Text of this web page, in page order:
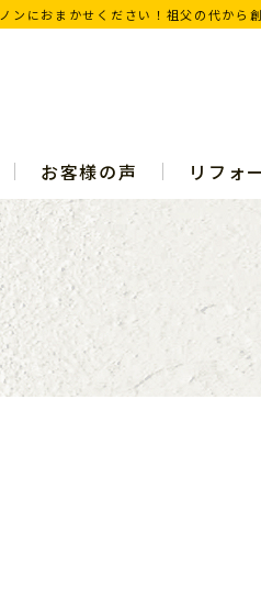
ンにおまかせください！祖父の代から
お客様の声 リフォ